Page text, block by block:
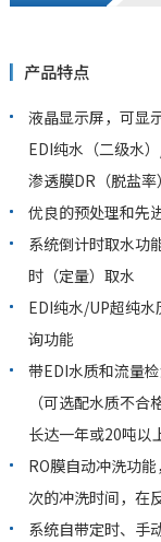
产品特点
液晶显示屏，可显
EDI纯水（二级水
渗透膜DR（脱盐率
优良的预处理和先
系统倒计时取水功
时（定量）取水
EDI纯水/UP超纯
询功能
带EDI水质和流量
（可选配水质不
长达一年或20吨以
RO膜自动冲洗功
次的冲洗时间，在
系统自带定时、手